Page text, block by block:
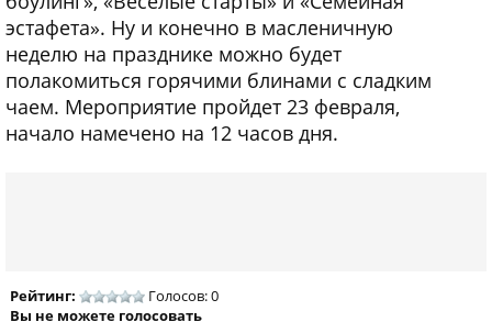
эстафета». Ну и конечно в масленичную
неделю на празднике можно будет
полакомиться горячими блинами с сладким
чаем. Мероприятие пройдет 23 февраля,
начало намечено на 12 часов дня.
Рейтинг:
Голосов: 0
Вы не можете голосовать